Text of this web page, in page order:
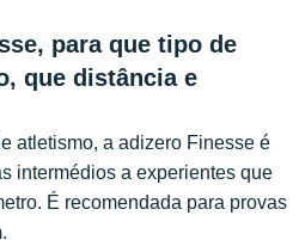
para que tipo de
que distância e
atletismo, a adizero Finesse é
intermédios a experientes que
É recomendada para provas
.